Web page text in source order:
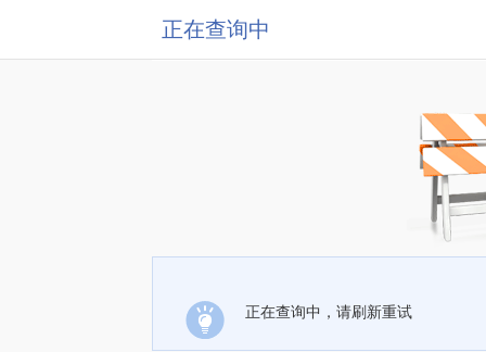
正在查询中
正在查询中，请刷新重试